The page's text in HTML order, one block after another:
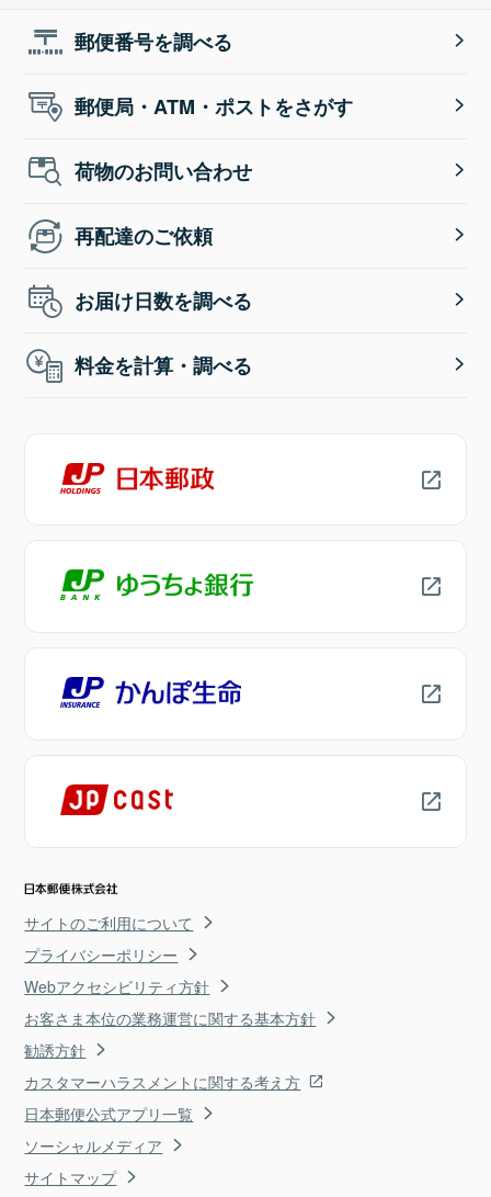
郵便番号を調べる
郵便局・ATM・ポストをさがす
荷物のお問い合わせ
再配達のご依頼
お届け日数を調べる
料金を計算・調べる
サイトのご利用について
プライバシーポリシー
Webアクセシビリティ方針
お客さま本位の業務運営に関する基本方針
勧誘方針
カスタマーハラスメントに関する考え方
日本郵便公式アプリ一覧
ソーシャルメディア
サイトマップ